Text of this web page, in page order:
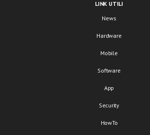
LINK UTILI
News
Hardware
Mobile
Software
App
Security
HowTo